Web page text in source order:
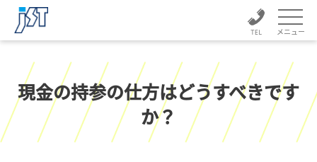
メニュー
現金の持参の仕方はどうすべきです
か？